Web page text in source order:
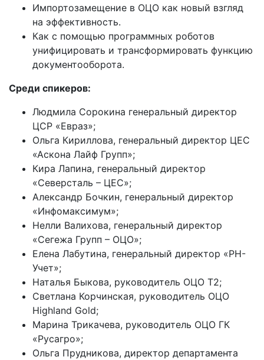
Импортозамещение в ОЦО как новый взгляд
на эффективность.
Как с помощью программных роботов
унифицировать и трансформировать функцию
документооборота.
Среди спикеров:
Людмила Сорокина генеральный директор
ЦСР «Евраз»;
Ольга Кириллова, генеральный директор ЦЕС
«Аскона Лайф Групп»;
Кира Лапина, генеральный директор
«Северсталь – ЦЕС»;
Александр Бочкин, генеральный директор
«Инфомаксимум»;
Нелли Валихова, генеральный директор
«Сегежа Групп – ОЦО»;
Елена Лабутина, генеральный директор «РН-
Учет»;
Наталья Быкова, руководитель ОЦО Т2;
Светлана Корчинская, руководитель ОЦО
Highland Gold;
Марина Трикачева, руководитель ОЦО ГК
«Русагро»;
Ольга Прудникова, директор департамента